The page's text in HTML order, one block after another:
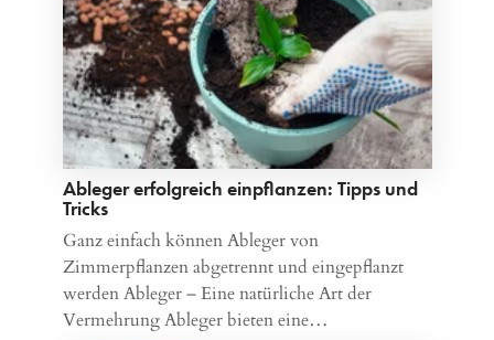
Ableger erfolgreich einpflanzen: Tipps und
Tricks
Ganz einfach können Ableger von
Zimmerpflanzen abgetrennt und eingepflanzt
werden Ableger – Eine natürliche Art der
Vermehrung Ableger bieten eine…